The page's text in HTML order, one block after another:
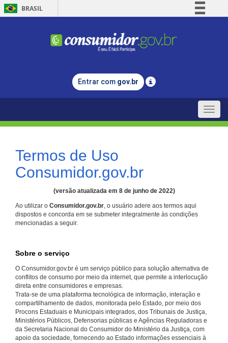
BRASIL
Comunica BR
Legislação
Entrar com gov.br
Toggle
Termos de Uso
Consumidor.gov.br
(versão atualizada em 8 de junho de 2022)
Ao utilizar o Consumidor.gov.br, o usuário adere aos termos aqui
dispostos e concorda em se submeter integralmente às condições
mencionadas a seguir.
Sobre o serviço
O Consumidor.gov.br é um serviço público para solução alternativa de
conflitos de consumo por meio da internet, que permite a interlocução
direta entre consumidores e empresas.
Trata-se de uma plataforma tecnológica de informação, interação e
compartilhamento de dados, monitorada pelo Estado, por meio dos
Procons Estaduais e Municipais integrados, dos Tribunais de Justiça,
Ministérios Públicos, Defensorias públicas e Agências Reguladoras e
da Secretaria Nacional do Consumidor do Ministério da Justiça, com
apoio da sociedade, fornecendo ao Estado informações essenciais à